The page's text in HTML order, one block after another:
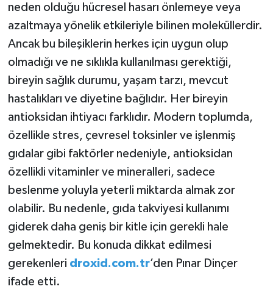
neden olduğu hücresel hasarı önlemeye veya
azaltmaya yönelik etkileriyle bilinen moleküllerdir.
Ancak bu bileşiklerin herkes için uygun olup
olmadığı ve ne sıklıkla kullanılması gerektiği,
bireyin sağlık durumu, yaşam tarzı, mevcut
hastalıkları ve diyetine bağlıdır. Her bireyin
antioksidan ihtiyacı farklıdır. Modern toplumda,
özellikle stres, çevresel toksinler ve işlenmiş
gıdalar gibi faktörler nedeniyle, antioksidan
özellikli vitaminler ve mineralleri, sadece
beslenme yoluyla yeterli miktarda almak zor
olabilir. Bu nedenle, gıda takviyesi kullanımı
giderek daha geniş bir kitle için gerekli hale
gelmektedir. Bu konuda dikkat edilmesi
gerekenleri droxid.com.tr’den Pınar Dinçer
ifade etti.